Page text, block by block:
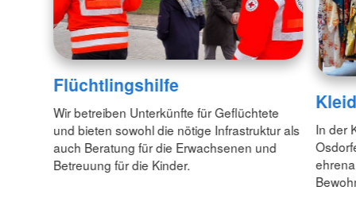
Flüchtlingshilfe
Wir betreiben Unterkünfte für Geflüchtete
und bieten sowohl die nötige Infrastruktur als
auch Beratung für die Erwachsenen und
Betreuung für die Kinder.
In der